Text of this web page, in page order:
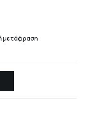
μετάφραση